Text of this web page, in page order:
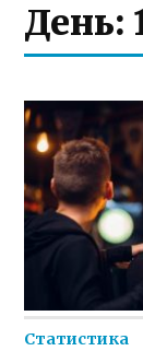
День:
Статистика